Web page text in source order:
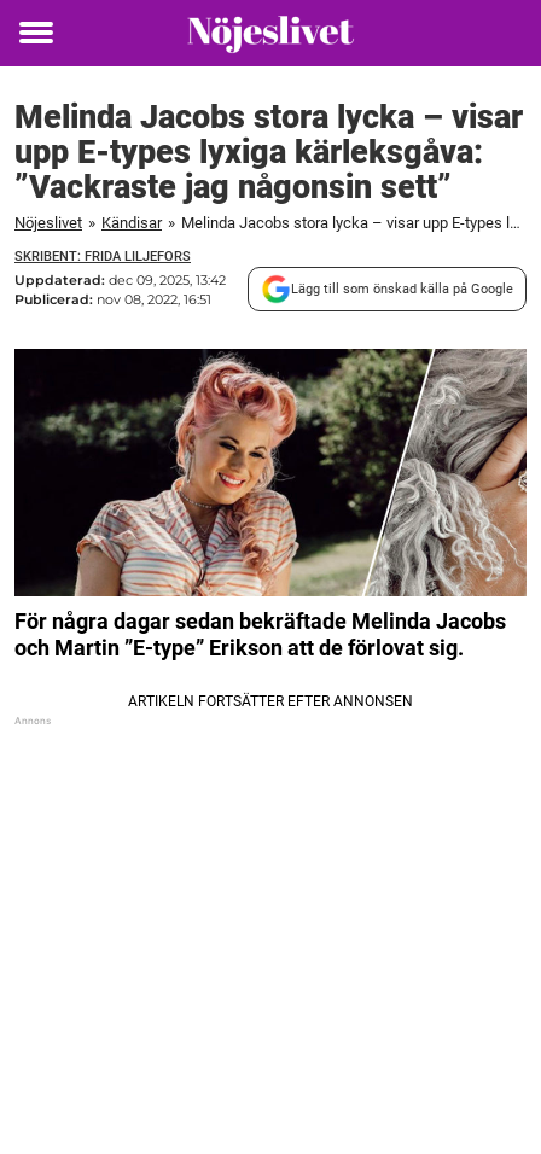
Toggle
Melinda Jacobs stora lycka – visar
upp E-types lyxiga kärleksgåva:
”Vackraste jag någonsin sett”
Nöjeslivet » Kändisar » Melinda Jacobs stora lycka – visar upp E-types lyxiga kärleksgåva: "Vackraste jag någonsin sett"
SKRIBENT: FRIDA LILJEFORS
Uppdaterad: dec 09, 2025, 13:42
Publicerad: nov 08, 2022, 16:51
Lägg till som önskad källa på Google
För några dagar sedan bekräftade Melinda Jacobs
och Martin ”E-type” Erikson att de förlovat sig.